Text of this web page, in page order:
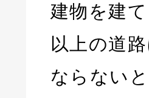
建物を建
以上の道
ならない